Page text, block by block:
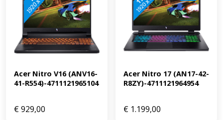
Acer Nitro V16 (ANV16-
41-R554)-4711121965104
€929,00
Acer Nitro 17 (AN17-42-
R8ZY)-4711121964954
€ 1.199,00